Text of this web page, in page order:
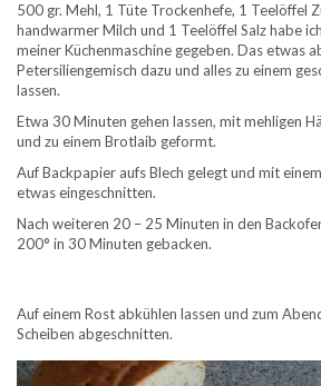
500 gr. Mehl, 1 Tüte Trockenhefe, 1 Teelöffel
handwarmer Milch und 1 Teelöffel Salz habe
meiner Küchenmaschine gegeben. Das etwas
Petersiliengemisch dazu und alles zu einem
lassen.
Etwa 30 Minuten gehen lassen, mit mehligen
und zu einem Brotlaib geformt.
Auf Backpapier aufs Blech gelegt und mit
etwas eingeschnitten.
Nach weiteren 20 – 25 Minuten in den
200° in 30 Minuten gebacken.
Auf einem Rost abkühlen lassen und zum
Scheiben abgeschnitten.